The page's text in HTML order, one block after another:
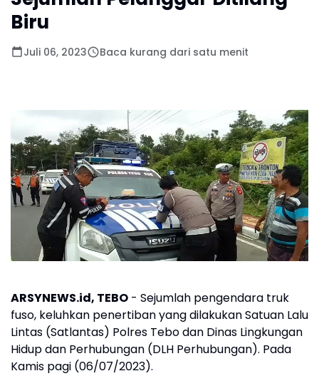
Biru
Juli 06, 2023 Baca kurang dari satu menit
ARSYNEWS.id, TEBO - Sejumlah pengendara truk
fuso, keluhkan penertiban yang dilakukan Satuan Lalu
Lintas (Satlantas) Polres Tebo dan Dinas Lingkungan
Hidup dan Perhubungan (DLH Perhubungan). Pada
Kamis pagi (06/07/2023).